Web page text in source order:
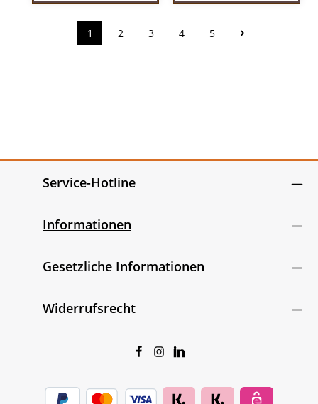
Seite
1 Seite
2 Seite
3 Seite
4 Seite
5
Service-Hotline
Informationen
Gesetzliche Informationen
Widerrufsrecht